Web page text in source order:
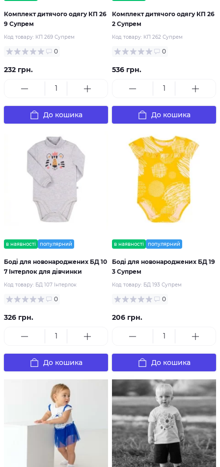
Комплект дитячого одягу КП 26
9 Супрем
Код товару: КП 269 Супрем
0
232 грн.
До кошика
Комплект дитячого одягу КП 26
2 Супрем
Код товару: КП 262 Супрем
0
536 грн.
До кошика
в наявності популярний
Боді для новонароджених БД 10
7 Інтерлок для дівчинки
Код товару: БД 107 Інтерлок
0
326 грн.
До кошика
в наявності популярний
Боді для новонароджених БД 19
3 Супрем
Код товару: БД 193 Супрем
0
206 грн.
До кошика